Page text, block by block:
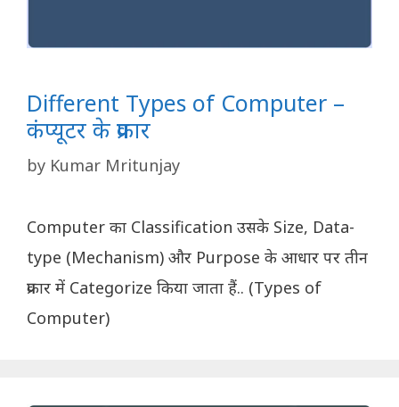
Different Types of Computer –
कंप्यूटर के प्रकार
by Kumar Mritunjay
Computer का Classification उसके Size, Data-
type (Mechanism) और Purpose के आधार पर तीन
प्रकार में Categorize किया जाता हैं.. (Types of
Computer)